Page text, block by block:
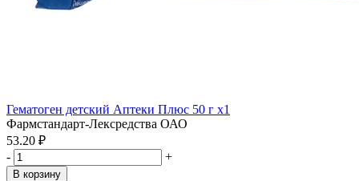
Гематоген детский Аптеки Плюс 50 г x1
Фармстандарт-Лексредства ОАО
53.20 ₽
-
+
В корзину